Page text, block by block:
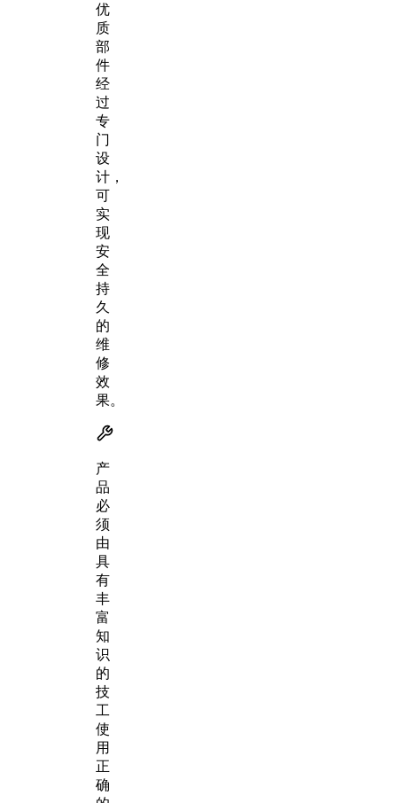
优
质
部
件
经
过
专
门
设
计，
可
实
现
安
全
持
久
的
维
修
效
果。
产
品
必
须
由
具
有
丰
富
知
识
的
技
工
使
用
正
确